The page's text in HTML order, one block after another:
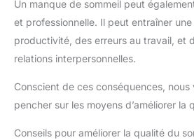
Un manque de sommeil peut
et professionnelle. Il peut entraîner
productivité, des erreurs au travail, et
relations interpersonnelles.
Conscient de ces conséquences, nous
pencher sur les moyens d’améliorer la
Conseils pour améliorer la qualité du